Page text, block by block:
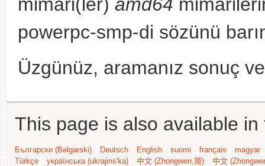
powerpc-smp-di sözünü
Üzgünüz, aramanız sonuç
This page is also available
Български (Bəlgarski) Deutsch English suomi français
magyar
Türkçe
українська (ukrajins'ka) 中文 (Zhongwen,简) 中文